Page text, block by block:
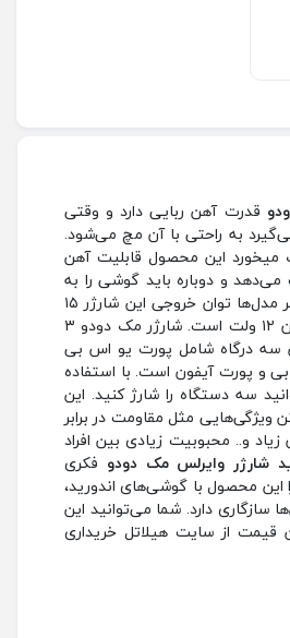
قدرت آهن ربایی دارد و وقتی
به راحتی با آن مچ می‌شود.
این محصول قابلیت آهن
می‌دهد و دوباره باید گوشی را به
آن وصل کنید. در اکثر مدل‌ها توان خروجی این شارژر ۱۵
ولت و توان ورودی آن ۱۲ ولت است. شارژر مک دودو ۳
سه درگاه شامل پورت یو اس بی
و پورت آیفون است. با استفاده
سه دستگاه را شارژ کنید. این
ویژگی‌هایی مثل مقاومت در برابر
زیاد و.. محبوبیت زیادی بین افراد
شارژر وایرلس مک دودو فکری
این محصول با گوشی‌های اندورید،
سازگاری دارد. شما می‌توانید این
قیمت از سایت هیلاتل خریداری